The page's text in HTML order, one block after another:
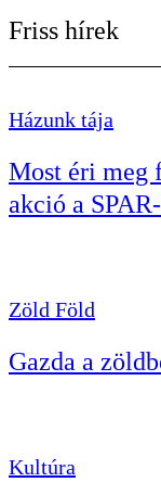
Friss hírek
Házunk tája
Most éri meg
akció a
Zöld Föld
Gazda a
Kultúra